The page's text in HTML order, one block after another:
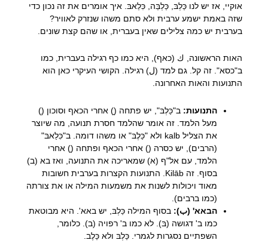
אוקיי, אז יש לנו כַּלְבּ, כַּלְבַּה, כִּלַאבּ. איך אומרים את זה נכון כדי
שזה באמת ישמע ערבית ולא סתם משהו שנזרק לאוויר?
בערבית יש כמה צלילים שאין בעברית, או שהם קצת שונים.
האות הראשונה, ك (כאף), היא כמו כף רגילה בעברית, כמו
ב"כסא". זה קל. גם למד (ل) רגילה. הקושי העיקרי כאן הוא
התנועות והאות האחרונה.
התנועות: ב"כַּלְבּ", יש פתחה (ַ) אחרי הכאף וסוכון (ְ)
מעל הלמד. זה אומר שהלמד חסרת תנועה, מה שיוצר
את הצליל kalb ולא "כַּלֶבּ" או משהו דומה. ב"כִּלַאבּ"
(הרבים), יש כסרה (ִ) אחרי הכאף ופתחה (ַ) אחרי
הלמד, עם אל"ף (א) שמאריכה את התנועה, ואז בא (ב)
בסוף. זה Kilāb. התנועות הקצרות בערבית חשובות
מאוד ויכולות לשנות את משמעות המילה או את צורתה
(כמו ברבים).
הבאא' (ب): בסוף המילה כַּלְבּ, יש באא'. היא מבוטאת
כמו ב' דגושה (בּ). לא כמו ב' רפויה (ב). כלומר,
השפתיים נסגרות לגמרי. כַּלְבּ ולא כַּלֶב.